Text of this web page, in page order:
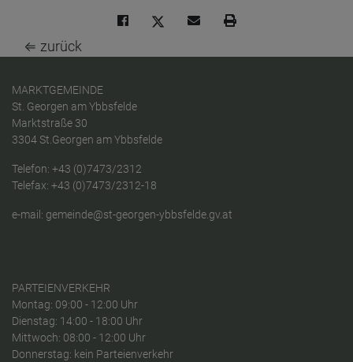
⇐ zurück
MARKTGEMEINDE
St. Georgen am Ybbsfelde
Marktstraße 30
3304 St.Georgen am Ybbsfelde
Telefon: +43 (0)7473/2312
Telefax: +43 (0)7473/2312-18
e-mail: gemeinde@st-georgen-ybbsfelde.gv.at
PARTEIENVERKEHR
Montag: 09:00 - 12:00 Uhr
Dienstag: 14:00 - 18:00 Uhr
Mittwoch: 08:00 - 12:00 Uhr
Donnerstag: kein Parteienverkehr